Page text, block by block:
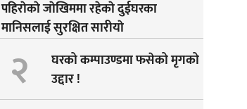
पहिराेकाे जाेखिममा रहेकाे दुईघरका
मानिसलाई सुरक्षित सारीयाे
२
घरको कम्पाउण्डमा फसेको मृगको
उद्दार !